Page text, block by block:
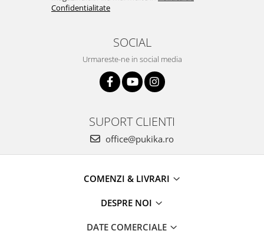
Confidentialitate
SOCIAL
Urmareste-ne in social media
SUPORT CLIENTI
office@pukika.ro
COMENZI & LIVRARI
DESPRE NOI
DATE COMERCIALE